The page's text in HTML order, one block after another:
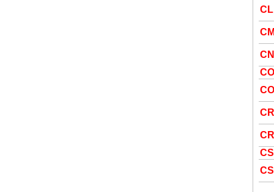
CL
CM
CN
CO
CO
CR
CR
CS
CS